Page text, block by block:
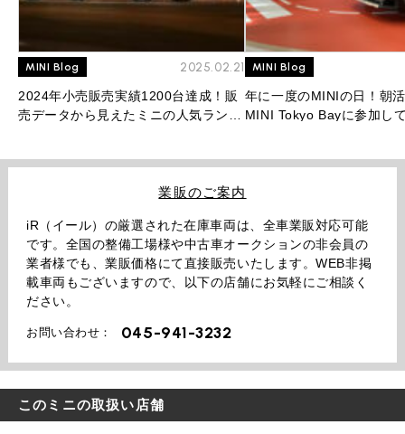
MINI Blog 2025.02.21
2024年小売販売実績1200台達成！販
売データから見えたミニの人気ランキ
MINI Blog
年に一度のMINIの日！朝
MINI Tokyo Bayに参加し
業販のご案内
iR（イール）の厳選された在庫車両は、全車業販対応可能
です。全国の整備工場様や中古車オークションの非会員の
業者様でも、業販価格にて直接販売いたします。WEB非掲
載車両もございますので、以下の店舗にお気軽にご相談く
ださい。
お問い合わせ： 045-941-3232
このミニの取扱い店舗